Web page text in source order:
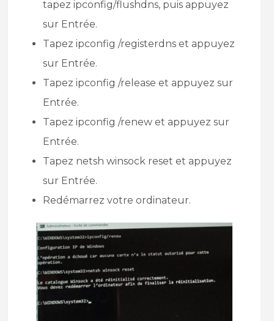
tapez ipconfig/flushdns, puis appuyez
sur Entrée.
Tapez ipconfig /registerdns et appuyez
sur Entrée.
Tapez ipconfig /release et appuyez sur
Entrée.
Tapez ipconfig /renew et appuyez sur
Entrée.
Tapez netsh winsock reset et appuyez
sur Entrée.
Redémarrez votre ordinateur.